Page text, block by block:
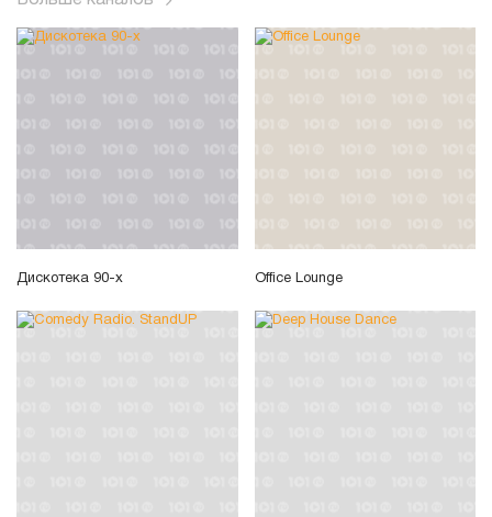
Дискотека 90-х Office Lounge